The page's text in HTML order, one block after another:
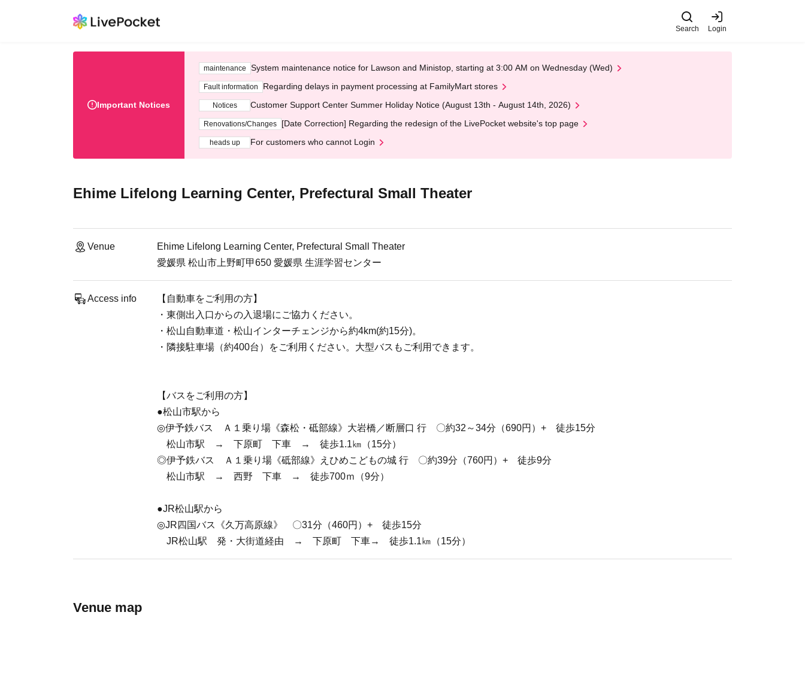
Search Login
Important Notices
maintenance System maintenance notice for Lawson and Ministop, starting at 3:00 AM on Wednesday (Wed)
Fault information Regarding delays in payment processing at FamilyMart stores
Notices Customer Support Center Summer Holiday Notice (August 13th - August 14th, 2026)
Renovations/Changes [Date Correction] Regarding the redesign of the LivePocket website's top page
heads up For customers who cannot Login
Ehime Lifelong Learning Center, Prefectural Small Theater
Venue
Ehime Lifelong Learning Center, Prefectural Small Theater
愛媛県 松山市上野町甲650 愛媛県 生涯学習センター
Access info
【自動車をご利用の方】
・東側出入口からの入退場にご協力ください。
・松山自動車道・松山インターチェンジから約4km(約15分)。
・隣接駐車場（約400台）をご利用ください。大型バスもご利用できます。
【バスをご利用の方】
●松山市駅から
◎伊予鉄バス Ａ１乗り場《森松・砥部線》大岩橋／断層口 行 〇約32～34分（690円）+ 徒歩15分
松山市駅 → 下原町 下車 → 徒歩1.1㎞（15分）
◎伊予鉄バス Ａ１乗り場《砥部線》えひめこどもの城 行 〇約39分（760円）+ 徒歩9分
松山市駅 → 西野 下車 → 徒歩700ｍ（9分）
●JR松山駅から
◎JR四国バス《久万高原線》 〇31分（460円）+ 徒歩15分
JR松山駅 発・大街道経由 → 下原町 下車→ 徒歩1.1㎞（15分）
Venue map